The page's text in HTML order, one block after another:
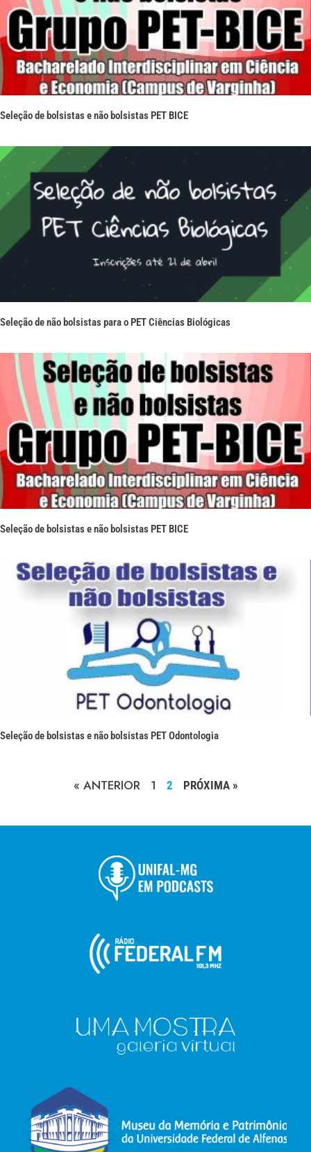
Seleção de bolsistas e não bolsistas PET BICE
Seleção de não bolsistas para o PET Ciências Biológicas
Seleção de bolsistas e não bolsistas PET BICE
Seleção de bolsistas e não bolsistas PET Odontologia
« ANTERIOR 1 2 PRÓXIMA »